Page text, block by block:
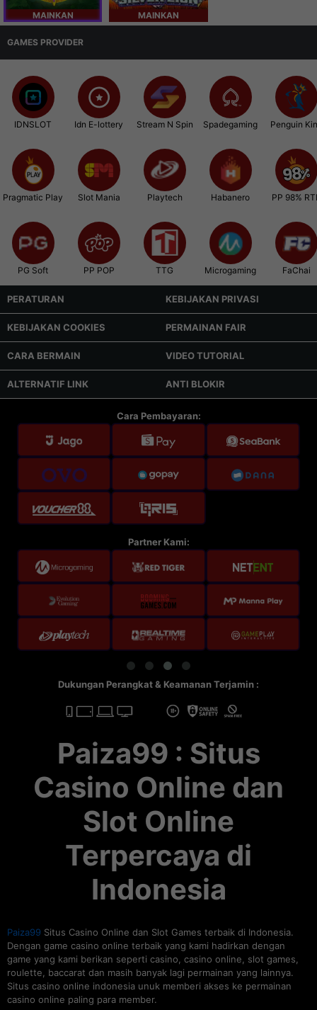
MAINKAN MAINKAN
GAMES PROVIDER
IDNSLOT
Pragmatic Play
PG Soft
Idn E-lottery
Slot Mania
PP POP
Stream N Spin
Playtech
TTG
Spadegaming
Habanero
Microgaming
Penguin
PP 98%
FaChai
PERATURAN KEBIJAKAN PRIVASI
KEBIJAKAN COOKIES PERMAINAN FAIR
CARA BERMAIN VIDEO TUTORIAL
ALTERNATIF LINK ANTI BLOKIR
Cara Pembayaran:
Partner Kami:
Dukungan Perangkat & Keamanan Terjamin :
Paiza99 : Situs
Casino Online dan
Slot Online
Terpercaya di
Indonesia
Paiza99 Situs Casino Online dan Slot Games terbaik di Indonesia.
Dengan game casino online terbaik yang kami hadirkan dengan
game yang kami berikan seperti casino, casino online, slot games,
roulette, baccarat dan masih banyak lagi permainan yang lainnya.
Situs casino online indonesia unuk memberi akses ke permainan
casino online paling para member.